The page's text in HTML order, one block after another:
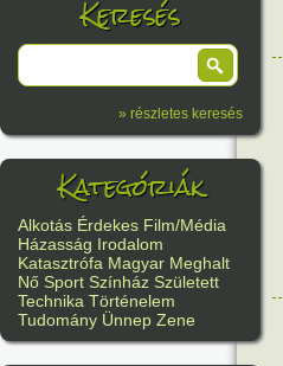
Keresés
» részletes keresés
Kategóriák
Alkotás Érdekes Film/Média
Házasság Irodalom
Katasztrófa Magyar Meghalt
Nő Sport Színház Született
Technika Történelem
Tudomány Ünnep Zene